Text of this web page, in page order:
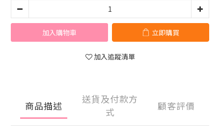
加入購物車 立即購買
加入追蹤清單
商品描述
送貨及付款方
式
顧客評價